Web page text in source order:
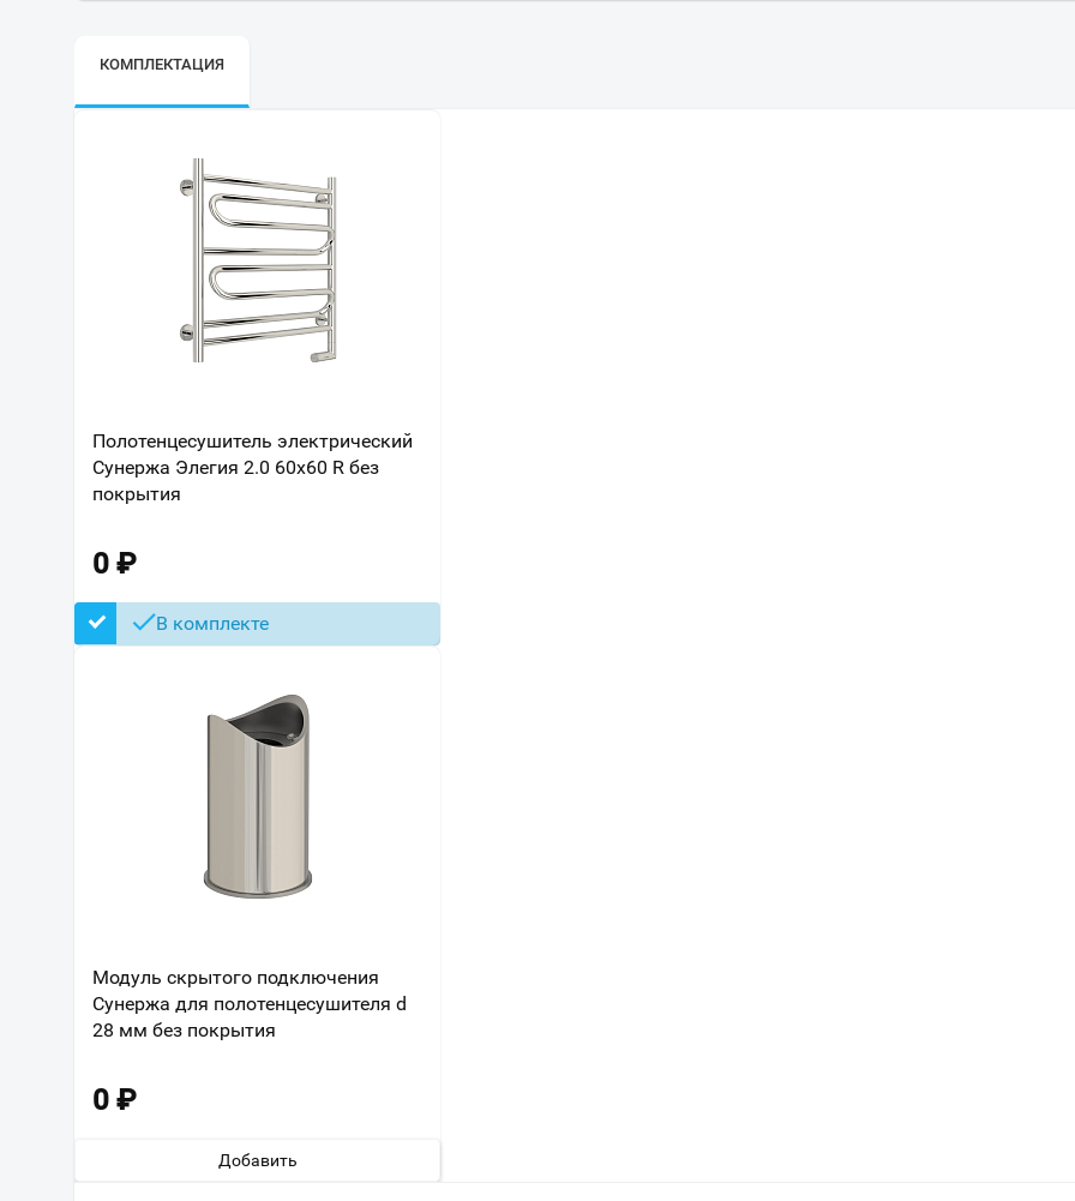
КОМПЛЕКТАЦИЯ
Полотенцесушитель электрический
Сунержа Элегия 2.0 60х60 R без
покрытия
0 ₽
В комплекте
Модуль скрытого подключения
Сунержа для полотенцесушителя d
28 мм без покрытия
0 ₽
Добавить